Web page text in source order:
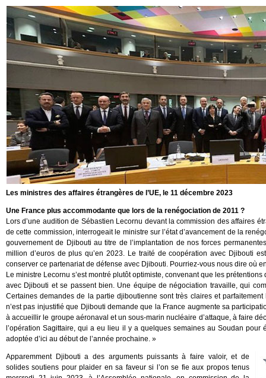
Les ministres des affaires étrangères de l’UE, le 11 décembre 2023
Une France plus accommodante que lors de la renégociation de 2011 ?
Lors d’une audition de Sébastien Lecornu devant la commission des affaires
de cette commission, interrogeait le ministre sur l’état d’avancement de la
gouvernement de Djibouti au titre de l’implantation de nos forces
million d’euros de plus qu’en 2023. Le traité de coopération avec Djibouti
conserver ce partenariat de défense avec Djibouti. Pourriez-vous nous dire où
Le ministre Lecornu s’est montré plutôt optimiste, convenant que les
avec Djibouti et se passent bien. Une équipe de négociation travaille, qui
Certaines demandes de la partie djiboutienne sont très claires et
n’est pas injustifié que Djibouti demande que la France augmente sa
à accueillir le groupe aéronaval et un sous-marin nucléaire d’attaque, à faire
l’opération Sagittaire, qui a eu lieu il y a quelques semaines au Soudan
adoptée d’ici au début de l’année prochaine. »
Apparemment Djibouti a des arguments puissants à faire valoir, et de
solides soutiens pour plaider en sa faveur si l’on se fie aux propos tenus